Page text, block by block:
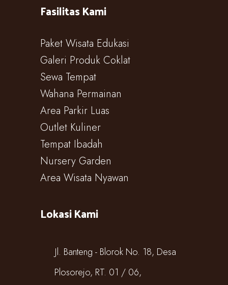
Fasilitas Kami
Paket Wisata Edukasi
Galeri Produk Coklat
Sewa Tempat
Wahana Permainan
Area Parkir Luas
Outlet Kuliner
Tempat Ibadah
Nursery Garden
Area Wisata Nyawan
Lokasi Kami
Jl. Banteng - Blorok No. 18, Desa
Plosorejo, RT. 01 / 06,